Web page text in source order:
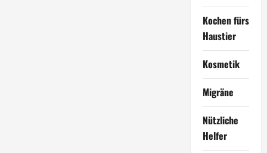
Kochen fürs
Haustier
Kosmetik
Migräne
Nützliche
Helfer